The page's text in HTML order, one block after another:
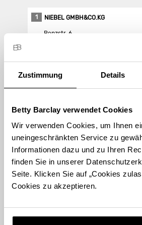
Zustimmung Details
Betty Barclay verwendet Cookies
Wir verwenden Cookies, um Ihnen
uneingeschränkten Service zu
Informationen dazu und zu Ihren
finden Sie in unserer
Seite. Klicken Sie auf „Cookies
Cookies zu akzeptieren.
1 NIEBEL GMBH&CO.KG
Benzstr. 6
Store Landing-Page